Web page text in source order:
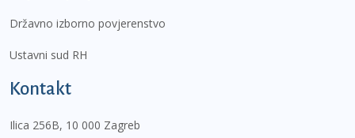
Državno izborno povjerenstvo
Ustavni sud RH
Kontakt
Ilica 256B, 10 000 Zagreb